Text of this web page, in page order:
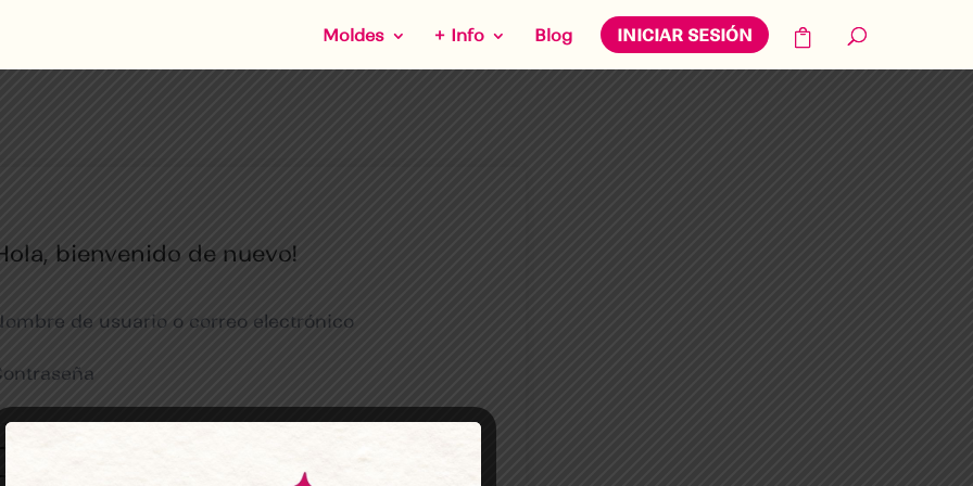
Moldes + Info Blog INICIAR SESIÓN
bienvenido de nuevo!